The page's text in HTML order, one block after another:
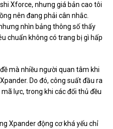
Xforce, nhưng giá bản cao tôi
nên đang phải cân nhắc.
nhìn bảng thông số thấy
chuẩn không có trang bị gì hấp
mà nhiều người quan tâm khi
Do đó, công suất đầu ra
lực, trong khi các đối thủ đều
Xpander động cơ khá yếu chỉ